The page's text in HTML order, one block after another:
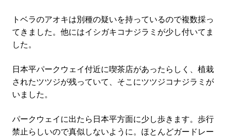
トベラのアオキは別種の疑いを持っているので複数採っ
てきました。他にはイシガキコナジラミが少し付いてま
した。
日本平パークウェイ付近に喫茶店があったらしく、植栽
されたツツジが残っていて、そこにツツジコナジラミが
いました。
パークウェイに出たら日本平方面に少し歩きます。歩行
禁止らしいので真似しないように。ほとんどガードレー